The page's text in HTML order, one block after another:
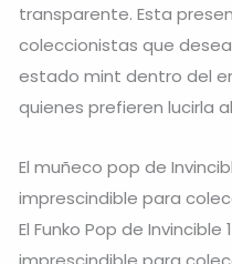
transparente. Esta
coleccionistas que
estado mint dentro del
quienes prefieren lucirla
El muñeco pop de
imprescindible para
El Funko Pop de Invincible